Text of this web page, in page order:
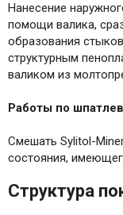
Нанесение
помощи валика,
образования
структурным
валиком из
Работы по
Смешать Sylitol-
состояния,
Структура